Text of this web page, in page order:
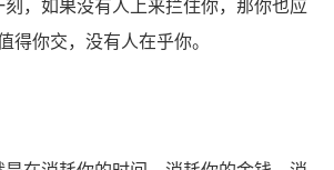
，如果没有人上来拦住你，那你也应
得你交，没有人在乎你。